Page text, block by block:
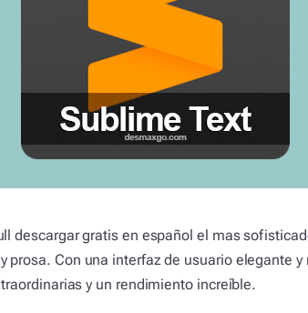
descargar gratis en español el mas
prosa. Con una interfaz de usuario elegante
y un rendimiento increíble.